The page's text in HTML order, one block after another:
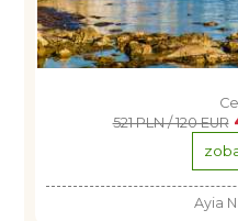
521 PLN / 120 EUR
Ayia